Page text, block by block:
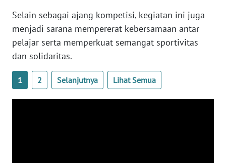
Selain sebagai ajang kompetisi, kegiatan ini juga
menjadi sarana mempererat kebersamaan antar
pelajar serta memperkuat semangat sportivitas
dan solidaritas.
1 2 Selanjutnya Lihat Semua
SERAMBI
WN
JAMBI
SULTRA